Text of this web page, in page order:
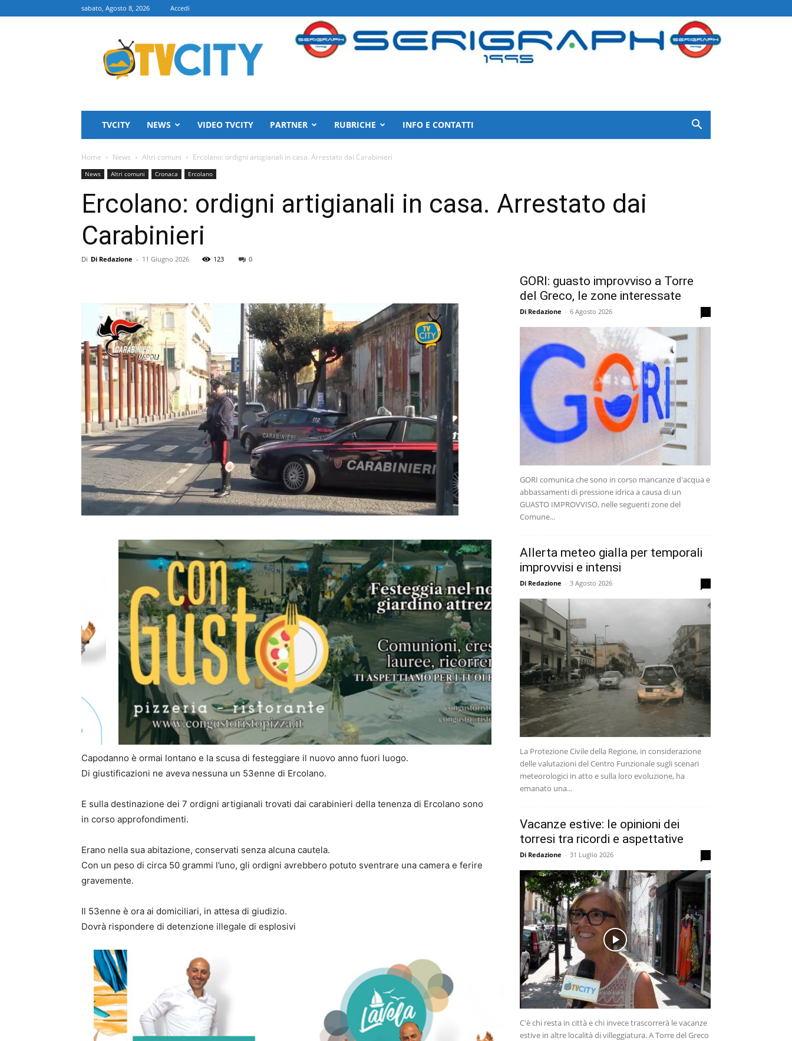
sabato, Agosto 8, 2026 Accedi
TVCITY
TVCITY NEWS VIDEO TVCITY PARTNER RUBRICHE INFO E CONTATTI
Home News Altri comuni Ercolano: ordigni artigianali in casa. Arrestato dai Carabinieri
News Altri comuni Cronaca Ercolano
Ercolano: ordigni artigianali in casa. Arrestato dai
Carabinieri
Di Di Redazione - 11 Giugno 2026 123 0
Capodanno è ormai lontano e la scusa di festeggiare il nuovo anno fuori luogo.
Di giustificazioni ne aveva nessuna un 53enne di Ercolano.
E sulla destinazione dei 7 ordigni artigianali trovati dai carabinieri della tenenza di Ercolano sono
in corso approfondimenti.
Erano nella sua abitazione, conservati senza alcuna cautela.
Con un peso di circa 50 grammi l’uno, gli ordigni avrebbero potuto sventrare una camera e ferire
gravemente.
Il 53enne è ora ai domiciliari, in attesa di giudizio.
Dovrà rispondere di detenzione illegale di esplosivi
GORI: guasto improvviso a Torre
del Greco, le zone interessate
Di Redazione - 6 Agosto 2026
GORI comunica che sono in corso mancanze d'acqua e
abbassamenti di pressione idrica a causa di un
GUASTO IMPROVVISO, nelle seguenti zone del
Comune...
Allerta meteo gialla per temporali
improvvisi e intensi
Di Redazione - 3 Agosto 2026
La Protezione Civile della Regione, in considerazione
delle valutazioni del Centro Funzionale sugli scenari
meteorologici in atto e sulla loro evoluzione, ha
emanato una...
Vacanze estive: le opinioni dei
torresi tra ricordi e aspettative
Di Redazione - 31 Luglio 2026
C'è chi resta in città e chi invece trascorrerà le vacanze
estive in altre località di villeggiatura. A Torre del Greco